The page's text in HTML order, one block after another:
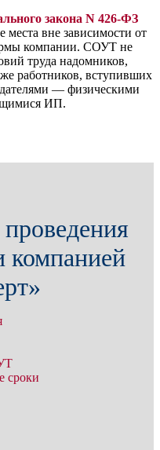
закона N 426-ФЗ
места вне зависимости от
компании. СОУТ не
труда надомников,
работников, вступивших
— физическими
ИП.
сроки